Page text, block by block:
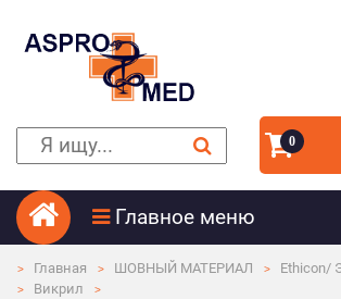
0
Главное меню
Главная ШОВНЫЙ МАТЕРИАЛ
Ethicon/
Викрил